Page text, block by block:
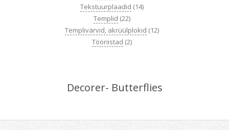
Tekstuurplaadid (14)
Templid (22)
Templivärvid, akrüülplokid (12)
Tööriistad (2)
Decorer- Butterflies